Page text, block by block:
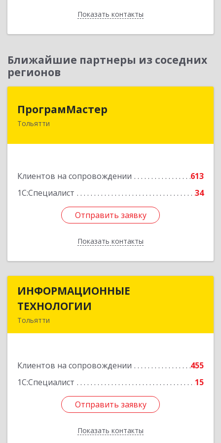
Показать контакты
Назад
Ближайшие партнеры из соседних
регионов
ПрограмМастер
Тольятти
Клиентов на сопровождении
613
1С:Специалист
34
Отправить заявку
Показать контакты
Отправить заявку
Назад
ИНФОРМАЦИОННЫЕ
ТЕХНОЛОГИИ
Тольятти
Клиентов на сопровождении
455
1С:Специалист
15
Отправить заявку
Показать контакты
ИНФОРМАЦИОННЫЕ
Подробнее
Отправить заявку
Назад